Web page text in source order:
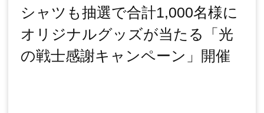
シャツも抽選で合計1,000名様に
オリジナルグッズが当たる「光
の戦士感謝キャンペーン」開催